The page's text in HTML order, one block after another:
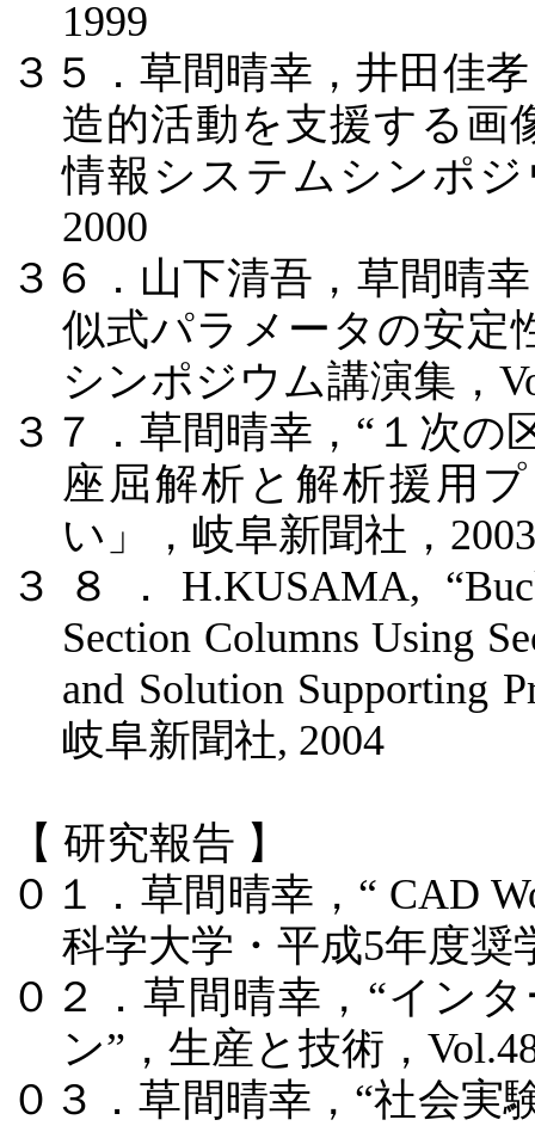
1999
３５．草間晴幸，井田佳
造的活動を支援する画
情報システムシンポ
2000
３６．山下清吾，草間晴
似式パラメータの安定
シンポジウム講演集，
３７．草間晴幸， “ １次の
座屈解析と解析援用
い」，岐阜新聞社， 2003
３８． H.KUSAMA,
Section Columns Using
and Solution Supporting
岐阜新聞社, 2004
【 研究報告 】
０１．草間晴幸， “ CAD
科学大学・平成5年度奨
０２．草間晴幸， “イン
ン” ，生産と技術，
０３．草間晴幸， “社会実